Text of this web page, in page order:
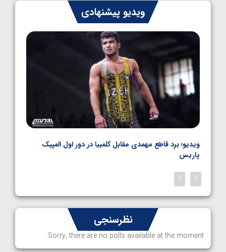
ایران چشم به راه چهار مدال در پنج وزن دوم
کشتی فرنگی نوجوانان جهان
1405/05/06
ویدیو پیشنهادی
ویدیو؛ برد قاطع مهمدی مقابل کلمبیا در دور اول المپیک
پاریس
نظرسنجی
Sorry, there are no polls available at the moment.